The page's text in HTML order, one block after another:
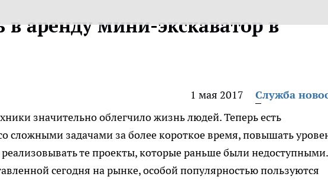
в аренду мини-экскаватор в
1 мая 2017
Служба
значительно облегчило жизнь людей. Теперь есть
сложными задачами за более короткое время, повышать
реализовывать те проекты, которые раньше были недоступными.
сегодня на рынке, особой популярностью пользуются